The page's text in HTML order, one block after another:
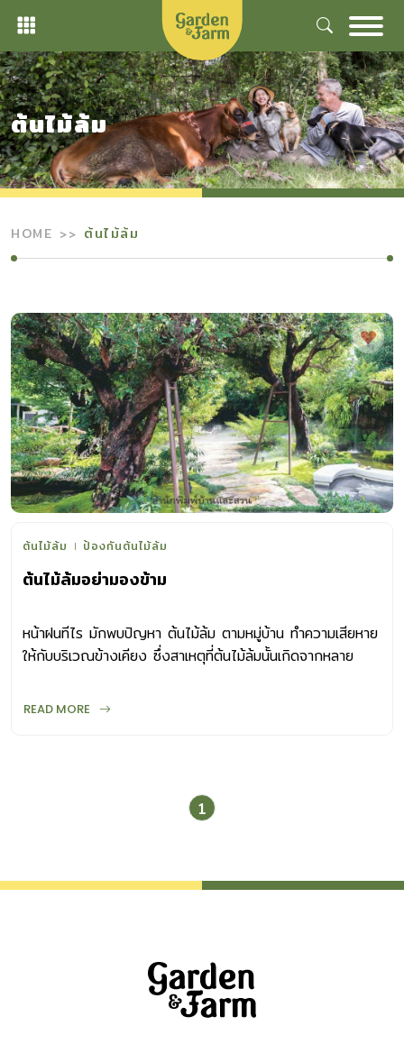
Skip
content
ต้นไม้ล้ม
HOME ต้นไม้ล้ม
ต้นไม้ล้ม ป้องกันต้นไม้ล้ม
ต้นไม้ล้มอย่ามองข้าม
หน้าฝนทีไร มักพบปัญหา ต้นไม้ล้ม ตามหมู่บ้าน ทำความเสียหาย
ให้กับบริเวณข้างเคียง ซึ่งสาเหตุที่ต้นไม้ล้มนั้นเกิดจากหลาย
ปัญหาจากโครงสร้างภายในของต้นไม้เอง
READ MORE
1